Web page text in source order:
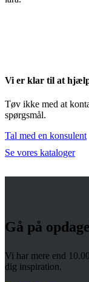
Vi er klar til at
Tøv ikke med at
spørgsmål.
Tal med en konsulent
Se vores kataloger
Gå på
Vi har mere end
dig inspiration.